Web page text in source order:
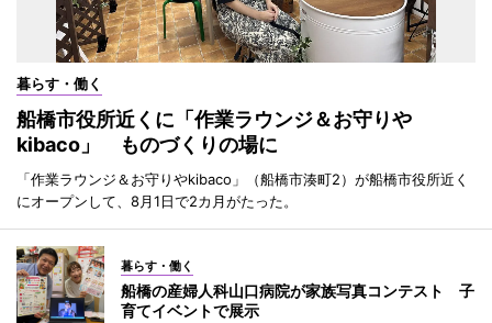
暮らす・働く
船橋市役所近くに「作業ラウンジ＆お守りや
kibaco」 ものづくりの場に
「作業ラウンジ＆お守りやkibaco」（船橋市湊町2）が船橋市役所近く
にオープンして、8月1日で2カ月がたった。
暮らす・働く
船橋の産婦人科山口病院が家族写真コンテスト 子
育てイベントで展示